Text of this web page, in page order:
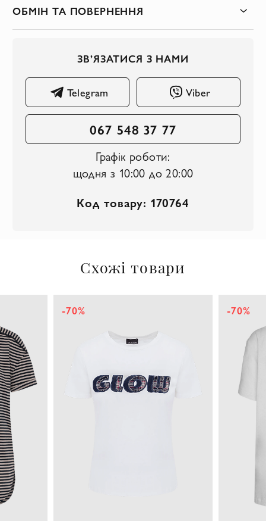
ОБМІН ТА ПОВЕРНЕННЯ
ЗВ’ЯЗАТИСЯ З НАМИ
Telegram Viber
067 548 37 77
Графік роботи:
щодня з 10:00 до 20:00
Код товару: 170764
Схожі товари
-70% -70%